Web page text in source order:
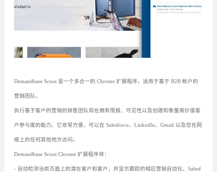
Demandbase Scout 是一个多合一的 Chrome 扩展程序，适用于基于 B2B 帐户的
营销团队。
执行基于客户的营销的销售团队现在拥有情报、可见性以及创建和衡量高价值客
户参与度的能力。它非常方便，可以在 Salesforce、LinkedIn、Gmail 以及您在网
络上的任何其他地方访问。
Demandbase Scout Chrome 扩展程序将：
- 自动检测当前页面上的潜在客户和客户，并显示跟踪的相应营销自动化、Salesf